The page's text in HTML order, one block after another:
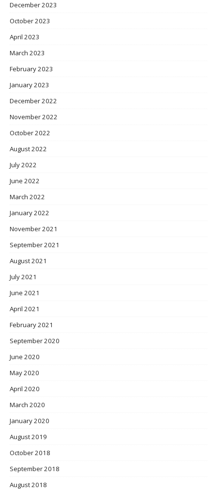
December 2023
October 2023
April 2023
March 2023
February 2023
January 2023
December 2022
November 2022
October 2022
August 2022
July 2022
June 2022
March 2022
January 2022
November 2021
September 2021
August 2021
July 2021
June 2021
April 2021
February 2021
September 2020
June 2020
May 2020
April 2020
March 2020
January 2020
August 2019
October 2018
September 2018
August 2018